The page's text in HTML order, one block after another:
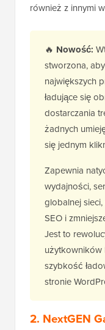
również z innymi
🔥 Nowość:
stworzona,
największych
ładujące się
dostarczania
żadnych
się jednym
Zapewnia
wydajności,
globalnej
SEO i
Jest to
użytkowników
szybkość
stronie
2. NextGEN